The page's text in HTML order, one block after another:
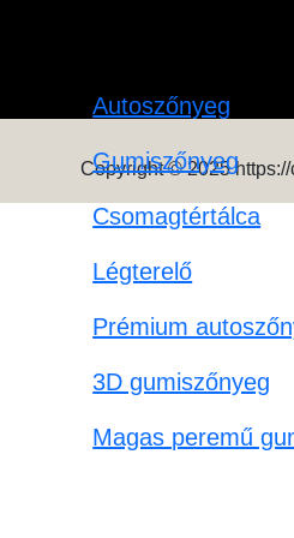
Autoszőnyeg
Gumiszőnyeg
Csomagtértálca
Légterelő
Prémium
3D gumiszőnyeg
Magas peremű
Copyright © 2025